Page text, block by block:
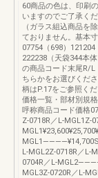
60商品の色は、印刷
いますのでご了承く
（ガラス組込商品を
ておりません。基本
07754（698）121204
222238（天袋344本
の商品コード末尾R/
ちらかをお選びくだ
柄はP.17をご参照く
価格一覧・部材別規
呼称商品コード価格
Z-0718R／L-MGL1Z-
L-MGL2Z-0718R／L-
0704R／L-
MGL3Z-0720R／L-